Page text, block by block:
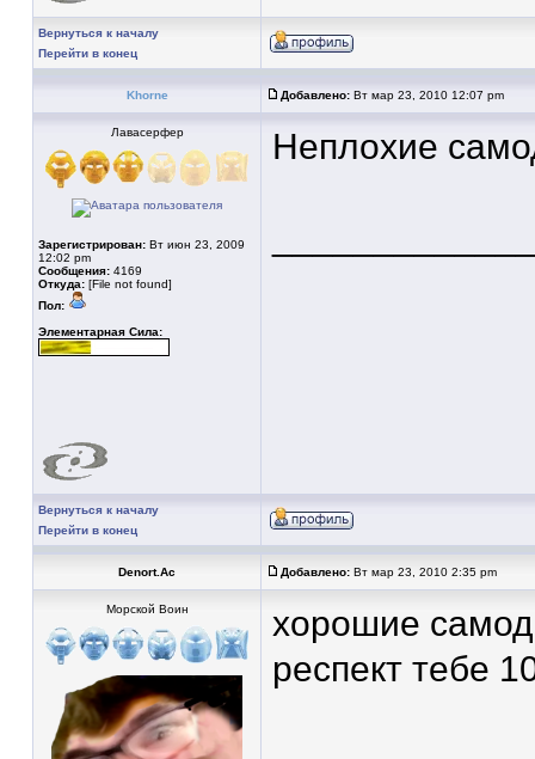
Вернуться к началу
Перейти в конец
Khorne Добавлено: Вт мар 23, 2010 12:07 pm
Лавасерфер
Зарегистрирован: Вт июн 23, 2009
12:02 pm
Сообщения: 4169
Откуда: [File not found]
Пол:
Элементарная Сила:
Неплохие
Вернуться к началу
Перейти в конец
Denort.Ac Добавлено: Вт мар 23, 2010 2:35 pm
Морской Воин
хорошие
респект тебе